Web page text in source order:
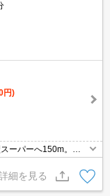
円)
ーパーへ150m。イ
細を見る